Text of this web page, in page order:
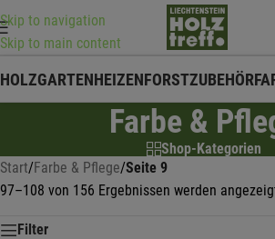
Skip to navigation
Skip to main content
HOLZGARTENHEIZENFORSTZUBEHÖR
Farbe &
Shop-Kategorien
Start/Farbe & Pflege/Seite 9
97–108 von 156 Ergebnissen werden
Filter